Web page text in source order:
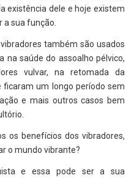
existência dele e hoje existem
a sua função.
também são usados
saúde do assoalho pélvico,
vulvar, na retomada da
um longo período sem
e mais outros casos bem
os benefícios dos vibradores,
o mundo vibrante?
e essa pode ser a sua